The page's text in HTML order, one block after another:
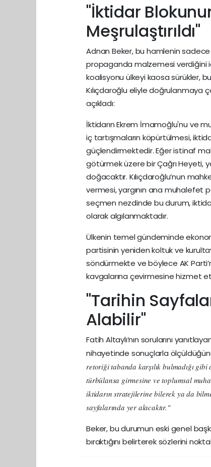
"İktidar
Meşrulaştırıldı"
Adnan Beker, bu hamlenin
propaganda malzemesi verdiğini
koalisyonu ülkeyi kaosa sürükler,
Kılıçdaroğlu eliyle doğrulanmaya
açıkladı:
İktidarın Ekrem İmamoğlu'nu ve
iç tartışmaların köpürtülmesi,
güçlendirmektedir. Eğer istinaf
götürmek üzere bir Çağrı Heyeti,
doğacaktır. Kılıçdaroğlu’nun
vermesi, yargının ana
seçmen nezdinde bu durum,
olarak algılanmaktadır.
Ülkenin temel gündeminde
partisinin yeniden koltuk ve
söndürmekte ve böylece AK
kavgalarına çevirmesine hizmet
"Tarihin
Alabilir"
Fatih Altaylı’nın sorularını
nihayetinde sonuçlarla
retoriği tabanda karşılık bulmadığı
türbülansa girmesine ve toplumsal
iktidarın stratejilerine bilerek ya da
sayfalarında yer alacaktır."
Beker, bu durumun eski genel
bıraktığını belirterek sözlerini